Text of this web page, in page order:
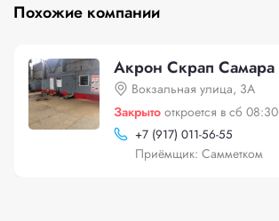
Похожие компании
Акрон Скрап Самара
Вокзальная улица, 3А
Закрыто откроется в сб 08:30
+7 (917) 011-56-55
Приёмщик: Самметком